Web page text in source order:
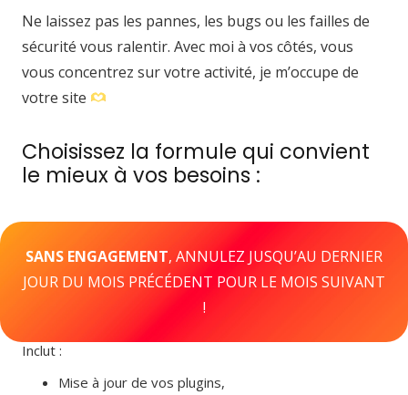
Ne laissez pas les pannes, les bugs ou les failles de
sécurité vous ralentir. Avec moi à vos côtés, vous
vous concentrez sur votre activité, je m’occupe de
votre site
Choisissez la formule qui convient
le mieux à vos besoins :
Inclut :
Mise à jour de vos plugins,
SANS ENGAGEMENT, ANNULEZ JUSQU’AU DERNIER
JOUR DU MOIS PRÉCÉDENT POUR LE MOIS SUIVANT
!